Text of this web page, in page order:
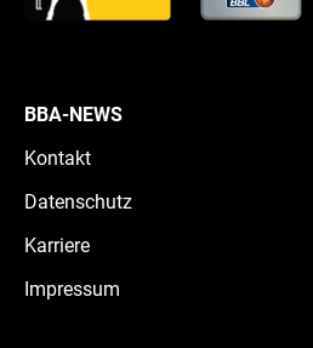
BBA-NEWS
Kontakt
Datenschutz
Karriere
Impressum